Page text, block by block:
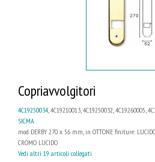
Copriavvolgitori
4C19250034, 4C19210013, 4C19250032, 4C19260005,
SICMA
mod. DERBY 270 x 56 mm, in OTTONE finiture: LUCIDO
CROMO LUCIDO
Vedi altri 19 articoli collegati